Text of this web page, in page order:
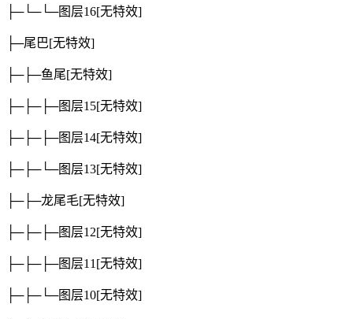
├─└─└─图层16[无特效]
├─尾巴[无特效]
├─├─鱼尾[无特效]
├─├─├─图层15[无特效]
├─├─├─图层14[无特效]
├─├─└─图层13[无特效]
├─├─龙尾毛[无特效]
├─├─├─图层12[无特效]
├─├─├─图层11 [无特效]
├─├─└─图层10[无特效]